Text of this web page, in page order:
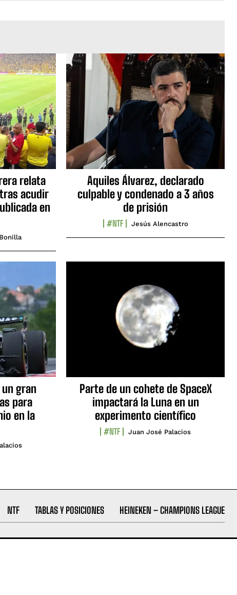
relata
acudir
en
Aquiles Álvarez, declarado
culpable y condenado a 3 años
de prisión
#NTF Jesús Alencastro
gran
para
en la
Parte de un cohete de SpaceX
impactará la Luna en un
experimento científico
#NTF Juan José Palacios
NTF TABLAS Y POSICIONES HEINEKEN – CHAMPIONS LEAGUE